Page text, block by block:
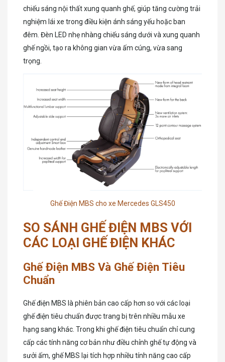
chiếu sáng nội thất xung quanh ghế, giúp tăng cường trải
nghiệm lái xe trong điều kiện ánh sáng yếu hoặc ban
đêm. Đèn LED nhẹ nhàng chiếu sáng dưới và xung quanh
ghế ngồi, tạo ra không gian vừa ấm cúng, vừa sang
trọng.
Ghế Điện MBS cho xe Mercedes GLS450
SO SÁNH GHẾ ĐIỆN MBS VỚI
CÁC LOẠI GHẾ ĐIỆN KHÁC
Ghế Điện MBS Và Ghế Điện Tiêu
Chuẩn
Ghế điện MBS là phiên bản cao cấp hơn so với các loại
ghế điện tiêu chuẩn được trang bị trên nhiều mẫu xe
hạng sang khác. Trong khi ghế điện tiêu chuẩn chỉ cung
cấp các tính năng cơ bản như điều chỉnh ghế tự động và
sưởi ấm, ghế MBS lại tích hợp nhiều tính năng cao cấp